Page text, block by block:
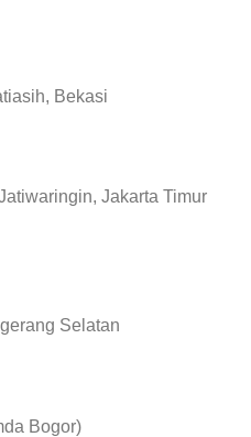
Bekasi
Jakarta Timur
Selatan
Bogor)